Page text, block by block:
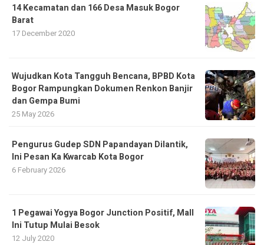
14 Kecamatan dan 166 Desa Masuk Bogor
Barat
17 December 2020
​Wujudkan Kota Tangguh Bencana, BPBD Kota
Bogor Rampungkan Dokumen Renkon Banjir
dan Gempa Bumi
25 May 2026
Pengurus Gudep SDN Papandayan Dilantik,
Ini Pesan Ka Kwarcab Kota Bogor
6 February 2026
1 Pegawai Yogya Bogor Junction Positif, Mall
Ini Tutup Mulai Besok
12 July 2020